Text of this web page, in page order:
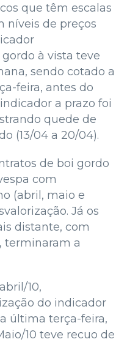
que têm escalas
níveis de preços
à vista teve
sendo cotado a
feira, antes do
a prazo foi
quede de
(13/04 a 20/04).
de boi gordo
com
(abril, maio e
Já os
distante, com
terminaram a
10,
do indicador
última terça-feira,
10 teve recuo de